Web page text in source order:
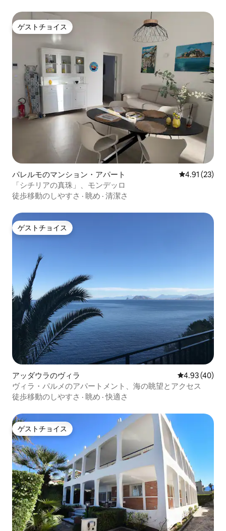
ゲストチョイス
ゲストチョイス
パレルモのマンション・アパート レビュー23
4.91 (23)
「シチリアの真珠」、モンデッロ
徒歩移動のしやすさ · 眺め · 清潔さ
ゲストチョイス
ゲストチョイス
アッダウラのヴィラ レビュー40
4.93 (40)
ヴィラ・パルメのアパートメント、海の眺望とアクセス
徒歩移動のしやすさ · 眺め ·快適さ
ゲストチョイス
ゲストチョイス